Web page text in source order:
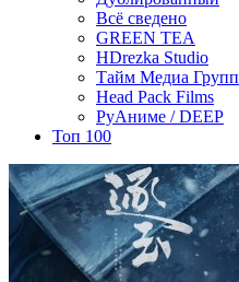
Всё сведено
GREEN TEA
HDrezka Studio
Тайм Медиа Групп
Head Pack Films
РуАниме / DEEP
Топ 100